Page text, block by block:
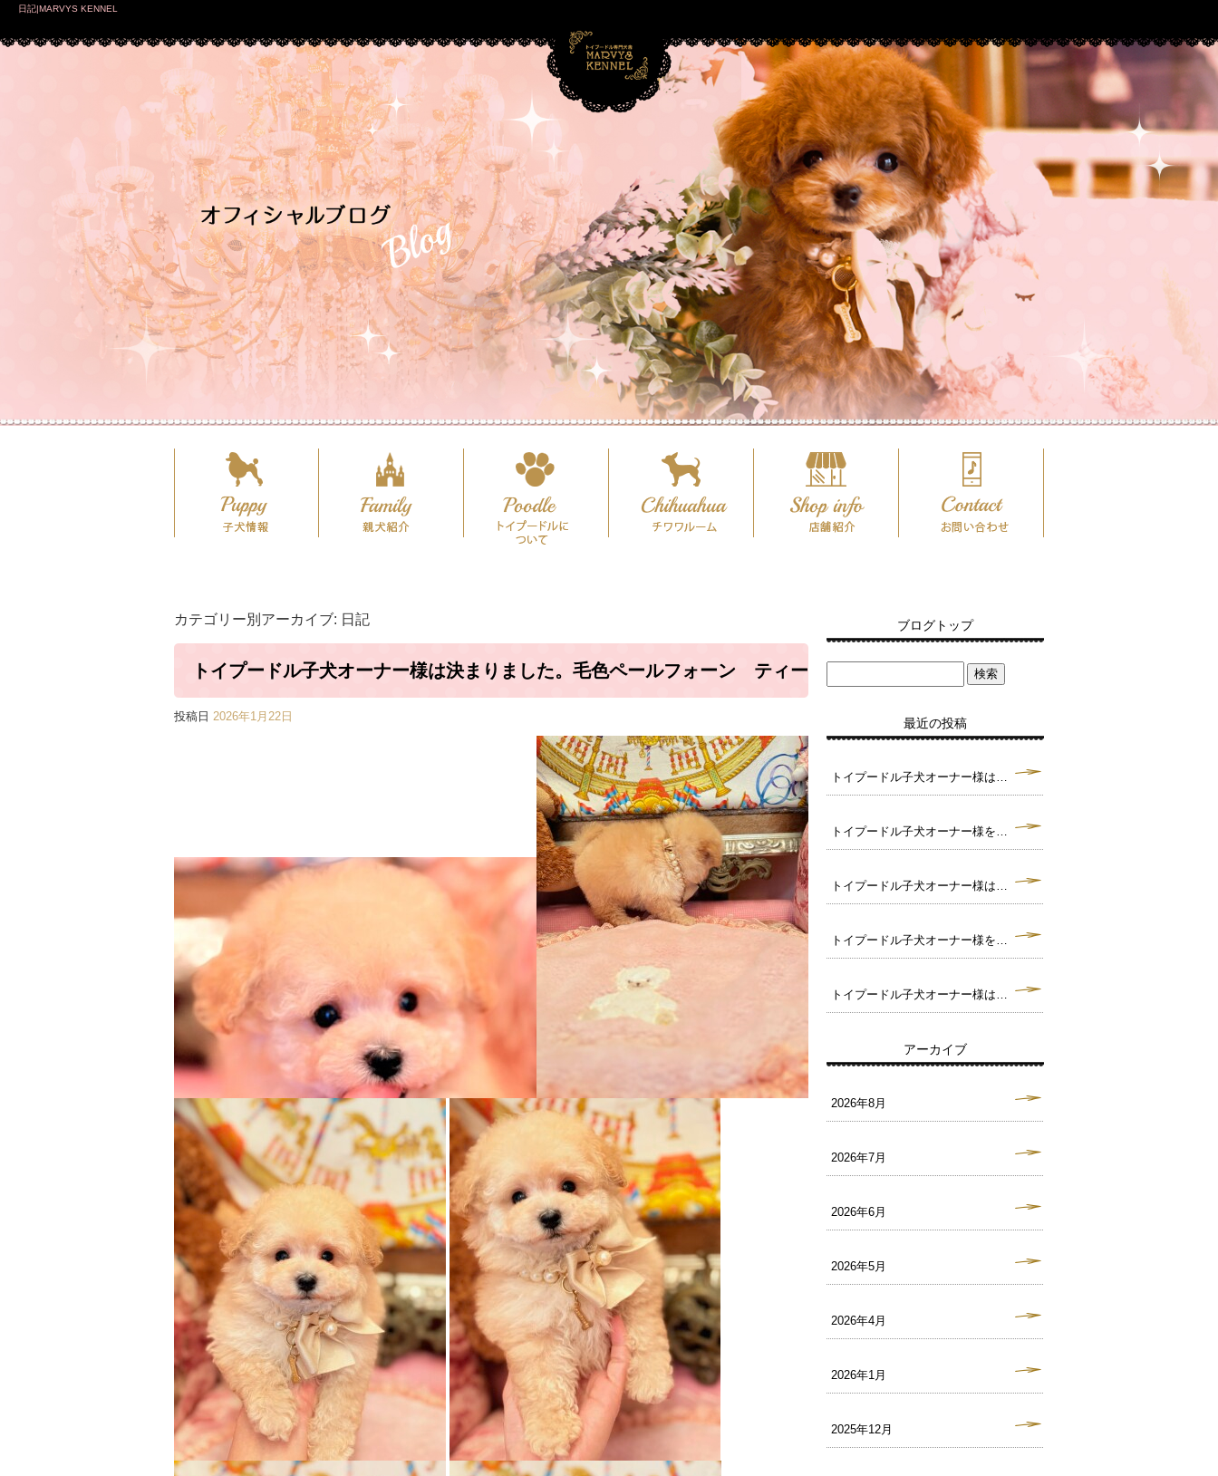
日記|MARVYS KENNEL
カテゴリー別アーカイブ: 日記
トイプードル子犬オーナー様は決まりました。毛色ペールフォーン ティー
投稿日 2026年1月22日
ブログトップ
最近の投稿
トイプードル子犬オーナー様は決まりました。毛色クリーム タイニーサイズ予想♪（犬舎：大阪府堺市）
トイプードル子犬オーナー様を募集中です。毛色クリーム トイサイズ予想♪（犬舎：大阪府堺市）
トイプードル子犬オーナー様は決まりました。毛色ブラック タイニーサイズ予想♪（犬舎：大阪府堺市）
トイプードル子犬オーナー様を募集中です。毛色ブラック トイサイズ予想♪（犬舎：大阪府堺市）
トイプードル子犬オーナー様は決まりました。毛色ペールフォーン タイニーサイズ予想♪（犬舎：大阪府堺市）
アーカイブ
2026年8月
2026年7月
2026年6月
2026年5月
2026年4月
2026年1月
2025年12月